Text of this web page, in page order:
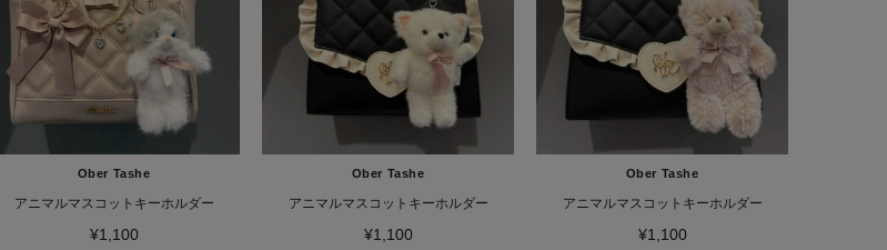
Ober Tashe
アニマルマスコットキーホルダー
¥1,100
Ober Tashe
アニマルマスコットキーホルダー
¥1,100
Ober Tashe
アニマルマスコットキーホルダー
¥1,100